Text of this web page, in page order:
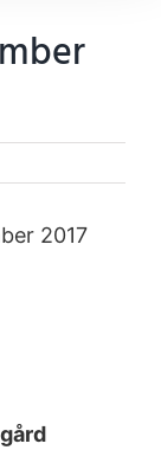
2017